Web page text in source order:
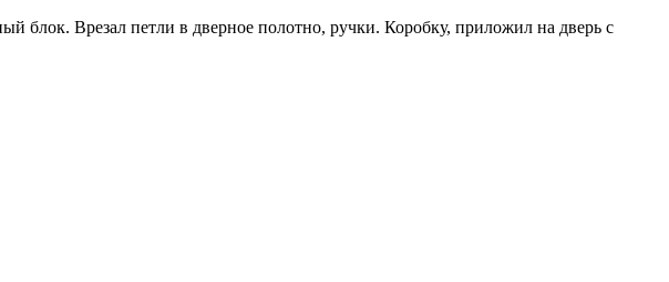
блок. Врезал петли в дверное полотно, ручки. Коробку, приложил на дверь с